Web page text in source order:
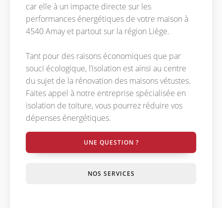
car elle à un impacte directe sur les
performances énergétiques de votre maison à
4540 Amay et partout sur la région Liège.
Tant pour des raisons économiques que par
souci écologique, l’isolation est ainsi au centre
du sujet de la rénovation des maisons vétustes.
Faites appel à notre entreprise spécialisée en
isolation de toiture, vous pourrez réduire vos
dépenses énergétiques.
UNE QUESTION ?
NOS SERVICES